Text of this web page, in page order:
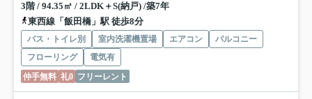
3階 / 94.35㎡ / 2LDK＋S(納戸) /築7年
東西線「飯田橋」駅 徒歩8分
バス・トイレ別 室内洗濯機置場 エアコン
バルコニー
フローリング
電気有
仲手無料 礼0 フリーレント